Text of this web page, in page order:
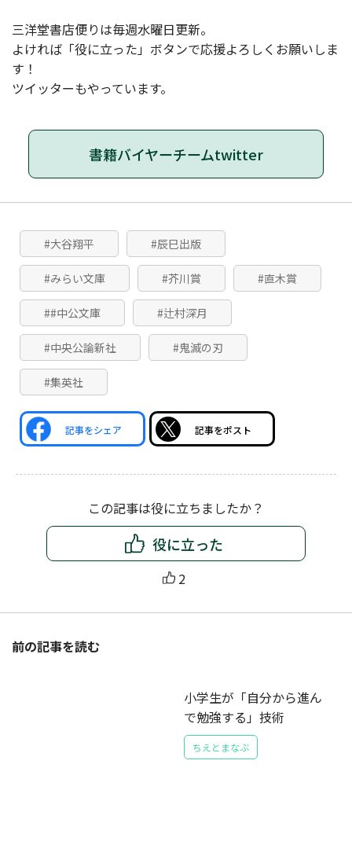
三洋堂書店便りは毎週水曜日更新。
よければ「役に立った」ボタンで応援よろしくお願いしま
す！
ツイッターもやっています。
書籍バイヤーチームtwitter
#大谷翔平 #辰巳出版
#みらい文庫 #芥川賞 #直木賞
##中公文庫 #辻村深月
#中央公論新社 #鬼滅の刃
#集英社
記事をシェア 記事をポスト
この記事は役に立ちましたか？
役に立った
2
前の記事を読む
小学生が「自分から進ん
で勉強する」技術
ちえとまなぶ